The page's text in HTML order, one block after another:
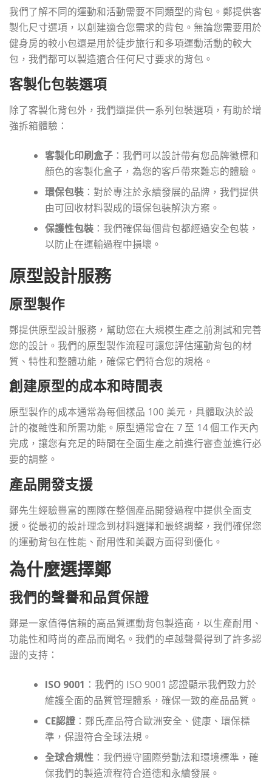
我們了解不同的運動和活動需要不同類型的背包。鄭提供客
製化尺寸選項，以創建適合您需求的背包。無論您需要用於
健身房的較小包還是用於徒步旅行和多項運動活動的較大
包，我們都可以製造適合任何尺寸要求的背包。
客製化包裝選項
除了客製化背包外，我們還提供一系列包裝選項，有助於增
強拆箱體驗：
客製化印刷盒子 ：我們可以設計帶有您品牌徽標和
顏色的客製化盒子，為您的客戶帶來難忘的體驗。
環保包裝 ：對於專注於永續發展的品牌，我們提供
由可回收材料製成的環保包裝解決方案。
保護性包裝 ：我們確保每個背包都經過安全包裝，
以防止在運輸過程中損壞。
原型設計服務
原型製作
鄭提供原型設計服務，幫助您在大規模生產之前測試和完善
您的設計。我們的原型製作流程可讓您評估運動背包的材
質、特性和整體功能，確保它們符合您的規格。
創建原型的成本和時間表
原型製作的成本通常為每個樣品 100 美元，具體取決於設
計的複雜性和所需功能。原型通常會在 7 至 14 個工作天內
完成，讓您有充足的時間在全面生產之前進行審查並進行必
要的調整。
產品開發支援
鄭先生經驗豐富的團隊在整個產品開發過程中提供全面支
援。從最初的設計理念到材料選擇和最終調整，我們確保您
的運動背包在性能、耐用性和美觀方面得到優化。
為什麼選擇鄭
我們的聲譽和品質保證
鄭是一家值得信賴的高品質運動背包製造商，以生產耐用、
功能性和時尚的產品而聞名。我們的卓越聲譽得到了許多認
證的支持：
ISO 9001 ：我們的 ISO 9001 認證顯示我們致力於
維護全面的品質管理體系，確保一致的產品品質。
CE認證 ：鄭氏產品符合歐洲安全、健康、環保標
準，保證符合全球法規。
全球合規性 ：我們遵守國際勞動法和環境標準，確
保我們的製造流程符合道德和永續發展。